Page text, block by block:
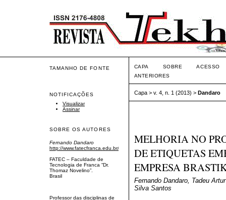
TAMANHO DE FONTE
NOTIFICAÇÕES
Visualizar
Assinar
SOBRE OS AUTORES
Fernando Dandaro
http://www.fatecfranca.edu.br/
FATEC – Faculdade de
Tecnologia de Franca “Dr.
Thomaz Novelino”.
Brasil
Professor das disciplinas de
CAPA SOBRE
ACESSO
ANTERIORES
Capa> v. 4, n. 1 (2013) > Dandaro
MELHORIA NO
DE ETIQUETAS
EMPRESA
Fernando Dandaro, Tadeu
Silva Santos